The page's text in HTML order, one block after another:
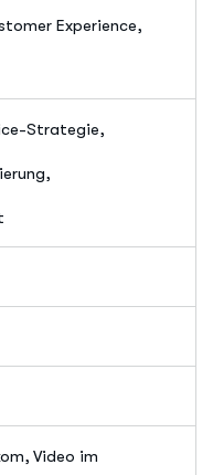
Experience,
Strategie,
Video im